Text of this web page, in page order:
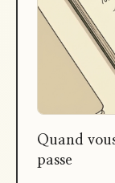
Quand
passe